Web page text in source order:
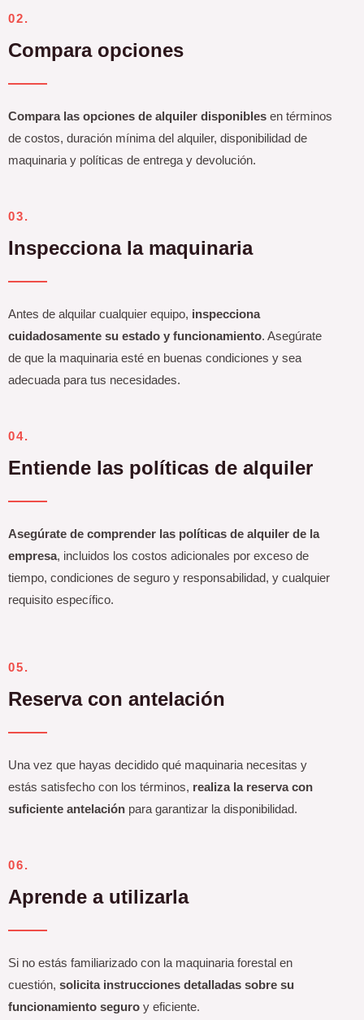
02.
Compara opciones
Compara las opciones de alquiler disponibles en términos
de costos, duración mínima del alquiler, disponibilidad de
maquinaria y políticas de entrega y devolución.
03.
Inspecciona la maquinaria
Antes de alquilar cualquier equipo, inspecciona
cuidadosamente su estado y funcionamiento. Asegúrate
de que la maquinaria esté en buenas condiciones y sea
adecuada para tus necesidades.
04.
Entiende las políticas de alquiler
Asegúrate de comprender las políticas de alquiler de la
empresa, incluidos los costos adicionales por exceso de
tiempo, condiciones de seguro y responsabilidad, y cualquier
requisito específico.
05.
Reserva con antelación
Una vez que hayas decidido qué maquinaria necesitas y
estás satisfecho con los términos, realiza la reserva con
suficiente antelación para garantizar la disponibilidad.
06.
Aprende a utilizarla
Si no estás familiarizado con la maquinaria forestal en
cuestión, solicita instrucciones detalladas sobre su
funcionamiento seguro y eficiente.